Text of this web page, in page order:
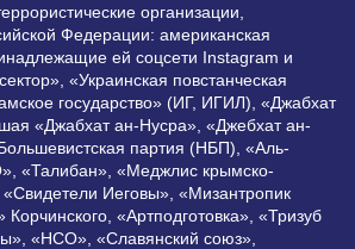
организации,
Федерации: американская
ей соцсети Instagram и
«Украинская повстанческая
государство» (ИГ, ИГИЛ), «Джабхат
«Джабхат ан-Нусра», «Джебхат ан-
партия (НБП), «Аль-
«Талибан», «Меджлис крымско-
«Свидетели Иеговы», «Мизантропик
Корчинского, «Артподготовка», «Тризуб
«НСО», «Славянский союз»,